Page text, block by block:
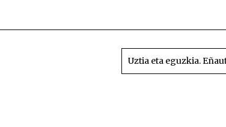
Uztia eta eguzkia.